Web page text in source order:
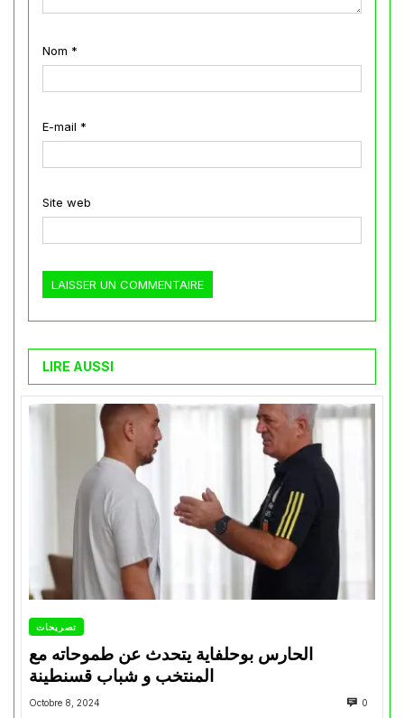
Nom *
E-mail *
Site web
LIRE AUSSI
تصريحات
الحارس بوحلفاية يتحدث عن طموحاته مع
المنتخب و شباب قسنطينة
Octobre 8, 2024 0